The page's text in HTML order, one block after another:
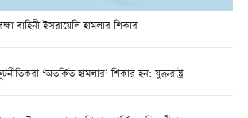
বাহিনী ইসরায়েলি হামলার শিকার
‘অতর্কিত হামলার’ শিকার হন: যুক্তরাষ্ট্র